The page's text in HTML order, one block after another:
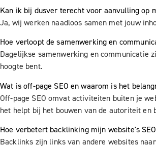
Kan ik bij dusver terecht voor aanvulling op
Ja, wij werken naadloos samen met jouw
Hoe verloopt de samenwerking en
Dagelijkse samenwerking en communicatie
hoogte bent.
Wat is off-page SEO en waarom is het
Off-page SEO omvat activiteiten buiten je
het helpt bij het bouwen van de autoriteit
Hoe verbetert backlinking mijn website's
Backlinks zijn links van andere websites